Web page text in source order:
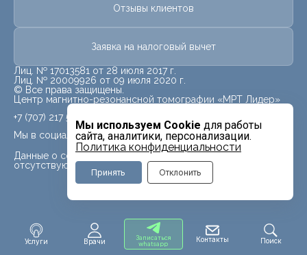
Услуги Врачи
Записаться
whatsapp
Контакты Поиск
Мы используем Cookie для работы
сайта, аналитики, персонализации.
Политика конфиденциальности
Принять Отклонить
Отзывы клиентов
Заявка на налоговый вычет
Лиц. № 17013581 от 28 июля 2017 г.
Лиц. № 20009926 от 09 июля 2020 г.
© Все права защищены.
Центр магнитно-резонансной томографии «МРТ Лидер»
Мы в социальных сетях
Данные о социальных сетях для данного филиала
отсутствуют
+7 (707) 217 5840